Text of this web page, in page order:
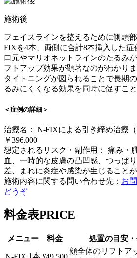
施術後
フェイスラインを整えるために側頭
FIXを4本、両側に合計8本挿入した症
口元やマリオネットラインのたるみ
フトアップ効果が顕著なのがわかり
タイトニングが図られることで長期
るみにくくなる効果を同時に促すこと
＜症例の詳細＞
治療名： N-FIXによる引き締め治療
￥396,000
想定されるリスク・副作用： 痛み・
血、一時的な皮膚の凸凹感、つっぱ
差、まれに炎症や感染が生じること
施術内容に関する問い合わせ先： お
どうぞ
料金表PRICE
メニュー 料金 処置の目安
1本
顔全体のリフトア